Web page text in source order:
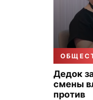
Дедок
смены
против